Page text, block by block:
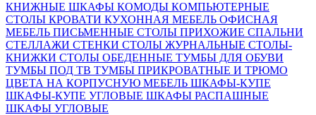
КНИЖНЫЕ ШКАФЫ КОМОДЫ КОМПЬЮТЕРНЫЕ
СТОЛЫ КРОВАТИ КУХОННАЯ МЕБЕЛЬ ОФИСНАЯ
МЕБЕЛЬ ПИСЬМЕННЫЕ СТОЛЫ ПРИХОЖИЕ СПАЛЬНИ
СТЕЛЛАЖИ СТЕНКИ СТОЛЫ ЖУРНАЛЬНЫЕ СТОЛЫ-
КНИЖКИ СТОЛЫ ОБЕДЕННЫЕ ТУМБЫ ДЛЯ ОБУВИ
ТУМБЫ ПОД ТВ ТУМБЫ ПРИКРОВАТНЫЕ И ТРЮМО
ЦВЕТА НА КОРПУСНУЮ МЕБЕЛЬ ШКАФЫ-КУПЕ
ШКАФЫ-КУПЕ УГЛОВЫЕ ШКАФЫ РАСПАШНЫЕ
ШКАФЫ УГЛОВЫЕ